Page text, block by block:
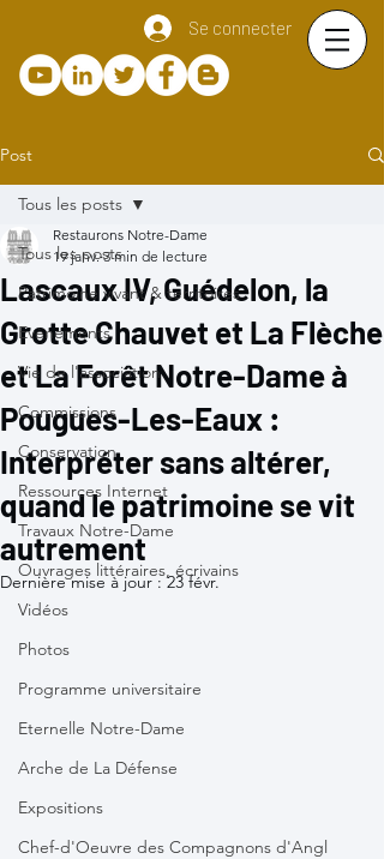
Se connecter
Post
Tous les posts
Patrimoine vivant & territoires
Evènements
Vie de l'association
Commissions
Conservation
Ressources Internet
Travaux Notre-Dame
Ouvrages littéraires, écrivains
Vidéos
Photos
Programme universitaire
Eternelle Notre-Dame
Arche de La Défense
Expositions
Chef-d'Oeuvre des Compagnons d'Angl
Tous les posts
Lascaux IV, Guédelon, la
Grotte Chauvet et La Flèche
et La Forêt Notre-Dame à
Pougues-Les-Eaux :
Interpréter sans altérer,
quand le patrimoine se vit
autrement
Restaurons Notre-Dame
19 janv. 3 min de lecture
Dernière mise à jour :23 févr.